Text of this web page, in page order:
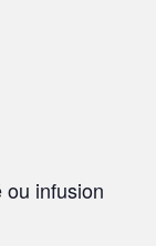
ou infusion